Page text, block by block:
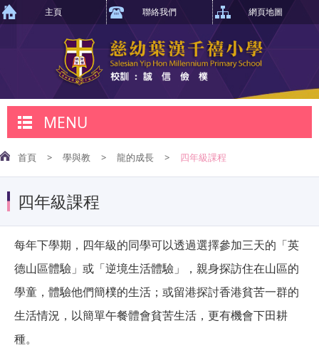
主頁 聯絡我們 網頁地圖
MENU
首頁 > 學與教 > 龍的成長 > 四年級課程
四年級課程
每年下學期，四年級的同學可以透過選擇參加三天的「英
德山區體驗」或「逆境生活體驗」，親身探訪住在山區的
學童，體驗他們簡樸的生活；或留港探討香港貧苦一群的
生活情況，以簡單午餐體會貧苦生活，更有機會下田耕
種。